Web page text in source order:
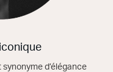
d’élégance